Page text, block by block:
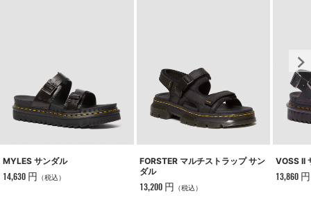
MYLES サンダル
14,630 円 （税込）
FORSTER マルチストラップ サン
ダル
13,200 円 （税込）
VOSS II
13,860 円